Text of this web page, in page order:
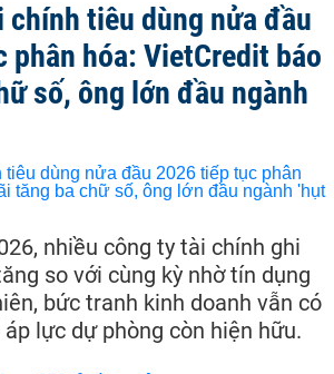
chính tiêu dùng nửa đầu
phân hóa: VietCredit báo
số, ông lớn đầu ngành
nhiều công ty tài chính ghi
so với cùng kỳ nhờ tín dụng
bức tranh kinh doanh vẫn có
lực dự phòng còn hiện hữu.